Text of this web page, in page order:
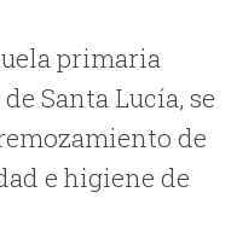
primaria
Santa Lucía, se
de
e higiene de